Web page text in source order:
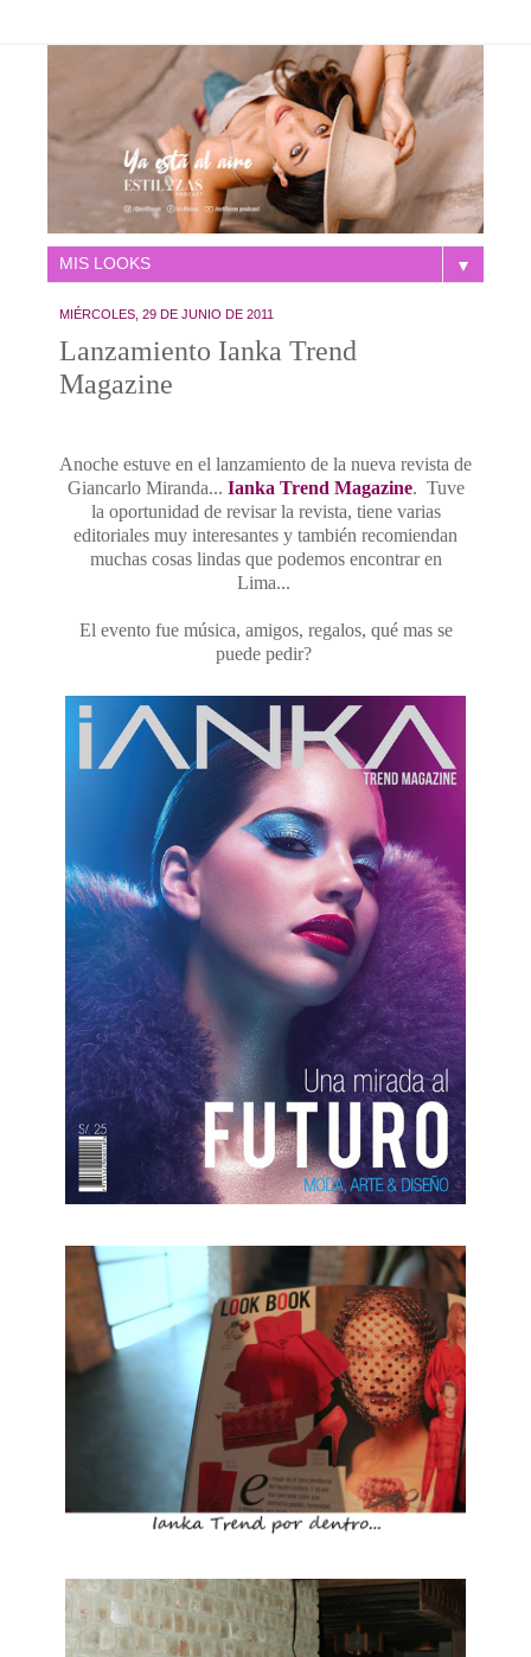
▼
MIÉRCOLES, 29 DE JUNIO DE 2011
Lanzamiento Ianka Trend
Magazine
Anoche estuve en el lanzamiento de la nueva revista de
Giancarlo Miranda... Ianka Trend Magazine. Tuve
la oportunidad de revisar la revista, tiene varias
editoriales muy interesantes y también recomiendan
muchas cosas lindas que podemos encontrar en
Lima...
El evento fue música, amigos, regalos, qué mas se
puede pedir?